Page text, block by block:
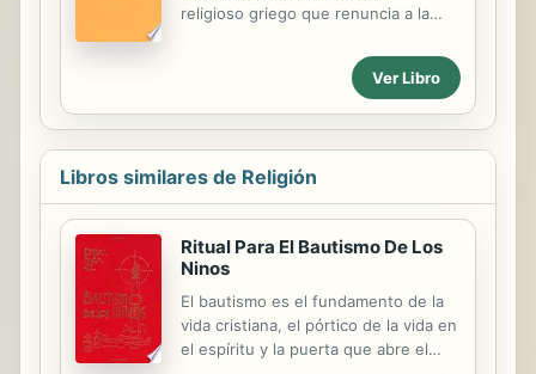
religioso griego que renuncia a la
orden. Sin pretender ofrecer un
tratado mitológico exhaustivo ni
pinceladas, sugerencias, plantea hi
Ver Libro
Libros similares de Religión
Ritual Para El Bautismo De Los
Ninos
El bautismo es el fundamento de la
vida cristiana, el pórtico de la vida en
el espíritu y la puerta que abre el